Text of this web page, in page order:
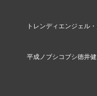
トレンディエンジェル
平成ノブシコブシ徳井